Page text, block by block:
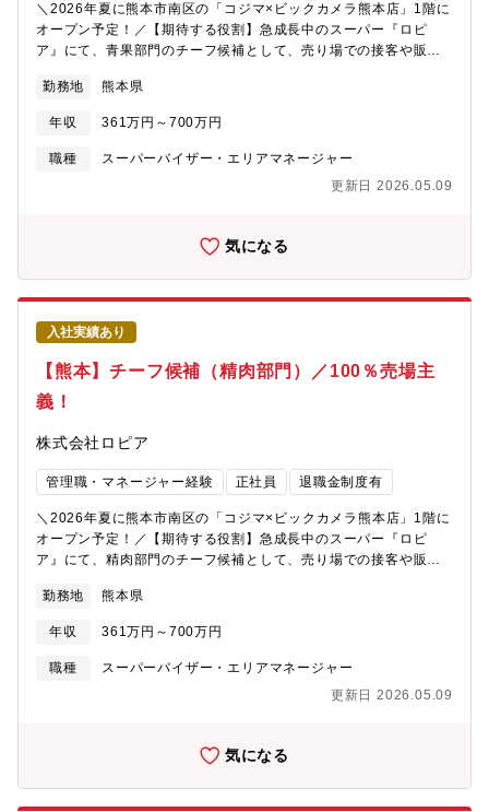
POP・装飾の考案など販売戦略策定を担い、地域のお客様の満足
度向上と売上げ・利益拡大を目指します。チーフになればPB商品
の企画開発なども携われます。
＼2026年夏に熊本市南区の「コジマ×ビックカメラ熊本店」1階に
オープン予定！／【期待する役割】急成長中のスーパー『ロピ
ア』にて、青果部門のチーフ候補として、売り場での接客や販売
に喜んでいただくための売場作りや販促活動をお任せします。
【職務内容】青果事業部のチーフとして、地域のお客様の満足度
向上のために、最大限の権利と責任を持ち、売上・利益アップを
ミッションとしてご活躍いただきます。★自分の裁量で商品を買
していただきます。★最小経営責任者と呼ばれる同社のチーフ
ランド商品の企画開発も手がけることも可能です。メーカーや本
部での商品開発でない為、お客様に一番近い距離で、商品を開発
し、喜ばれる様子を間近に見られる仕事ができます。＜青果事業
部の特徴＞・「旬で質の良いもの」をお得に提供することに注
力・産地ごとに旬のものが変わるので、目利き力が求められま
す！・日本全国、海外各地から何を仕入れるのか決められるため
誰にでも理想の売り場を作れるチャンスがあります！【キャリア
パス】チーフ候補として入社した場合は、最短2～3ヶ月/平均10～
12ヶ月にて、チーフへ昇格することが可能です。その後は、部
員・社長（最年少34歳で代表就任事例有）を目指すことができま
す。※チーフ最高実績年収：1000万円以上／チーフ以上平均年
収：700万円以上【魅力】「個店主義」のため、各売り場のチーフ
構成、販促POP・装飾の考案など販売戦略策定を担い、地域のお
客様の満足度向上と売上げ・利益拡大を目指します。チーフにな
ればPB商品の企画開発なども携われます。
勤務地 熊本県
年収 361万円～700万円
職種
スーパーバイザー・エリアマネージャー
更新日 2026.05.09
気になる
入社実績あり
【熊本】チーフ候補（精肉部門）／100％売場主
義！
株式会社ロピア
管理職・マネージャー経験 正社員 退職金制度有
＼2026年夏に熊本市南区の「コジマ×ビックカメラ熊本店」1階に
オープン予定！／【期待する役割】急成長中のスーパー『ロピ
ア』にて、精肉部門のチーフ候補として、売り場での接客や販売
だくための売場作りや販促活動をお任せします。【職務内容】精
肉事業部のチーフとして、地域のお客様の満足度向上のために、
最大限の権利と責任を持ち、売上・利益アップをミッションとし
てご活躍いただきます。★自分の裁量で商品を買付け、仕入れ、
す。★最小経営責任者と呼ばれる同社のチーフは、大きな裁量を
開発も手がけることも可能です。メーカーや本部での商品開発で
ない為、お客様に一番近い距離で、商品を開発し、喜ばれる様子
を間近に見られる仕事ができます。＜精肉事業部の特徴＞・お肉
屋さんからスタートしたロピアの本流です。ロピアのマークはお
勤務地 熊本県
年収 361万円～700万円
職種
スーパーバイザー・エリアマネージャー
更新日 2026.05.09
気になる